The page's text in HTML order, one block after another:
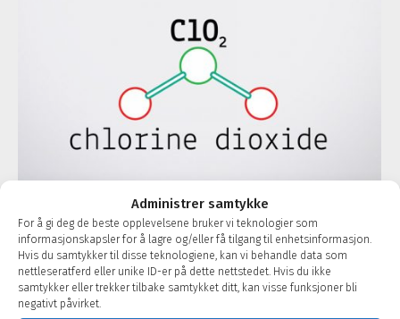
Administrer samtykke
For å gi deg de beste opplevelsene bruker vi teknologier som
informasjonskapsler for å lagre og/eller få tilgang til enhetsinformasjon.
Hvis du samtykker til disse teknologiene, kan vi behandle data som
nettleseratferd eller unike ID-er på dette nettstedet. Hvis du ikke
samtykker eller trekker tilbake samtykket ditt, kan visse funksjoner bli
negativt påvirket.
Desinfeksjon av beholdere